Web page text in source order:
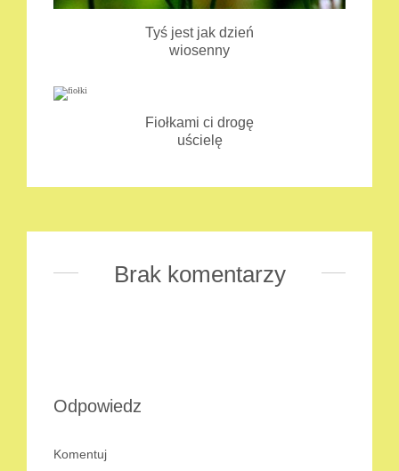
Tyś jest jak dzień
wiosenny
Fiołkami ci drogę
uścielę
Brak komentarzy
Odpowiedz
Komentuj